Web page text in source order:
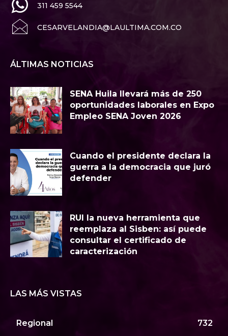
311 459 5544
CESARVELANDIA@LAULTIMA.COM.CO
ÁLTIMAS NOTICIAS
SENA Huila llevará más de 250
oportunidades laborales en Expo
Empleo SENA Joven 2026
Cuando el presidente declara la
guerra a la democracia que juró
defender
RUI la nueva herramienta que
reemplaza al Sisben: así puede
consultar el certificado de
caracterización
LAS MÁS VISTAS
Regional 732